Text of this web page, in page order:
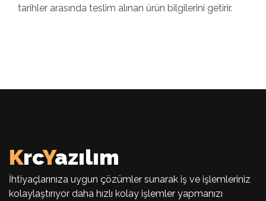
tarihler arasında teslim alınan ürün bilgilerini getirir.
KrcYazılım
İhtiyaçlarınıza uygun çözümler sunarak iş ve işlemleriniz
kolaylaştırıyor daha hızlı kolay işlemler yapmanızı